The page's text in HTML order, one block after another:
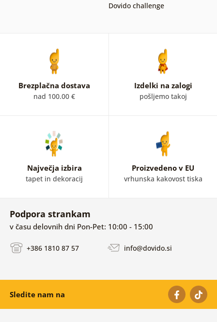
Dovido challenge
Brezplačna dostava
nad 100.00 €
Izdelki na zalogi
pošljemo takoj
Največja izbira
tapet in dekoracij
Proizvedeno v EU
vrhunska kakovost tiska
Podpora strankam
v času delovnih dni Pon-Pet: 10:00 - 15:00
+386 1810 87 57 info@dovido.si
Sledite nam na